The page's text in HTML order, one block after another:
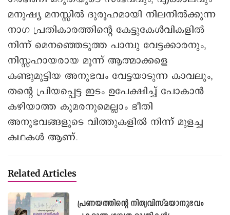
Interested in showcasing your ad?Get in touch.
ചിത്രകാരനായ എന്റെ അപ്പൂപ്പൻ ഒരിക്കൽ
എന്നോട് പറഞ്ഞ അനുഭവകഥ
കേട്ടിരുന്നപ്പോൾ എനിക്കുണ്ടായ ഞെട്ടൽ
വർഷങ്ങൾക്കിപ്പുറവും അങ്ങനെ തന്നെയുണ്ട്.
ആ സംഭവത്തിന്റെ തെളിവ് എന്ന പോലെ
അപ്പൂപ്പൻ വരച്ചു സൂക്ഷിച്ചിരുന്ന
കുട്ടിച്ചാത്തന്റെ ചിത്രം ഇന്നും എന്റെ
കൈയ്യിലുണ്ട്. അത് നാഞ്ചിനാട്ടിലെ
ചേർത്തിട്ടുമുണ്ട്. വയറ്റാട്ടിയമ്മൂമ്മ കഥ
പറയുന്ന നേരത്ത് ഒളിഞ്ഞു നിന്നു കേട്ട
ഗർഭിണി മറുതയുടെ സംഭവവും, എക്കാലവും